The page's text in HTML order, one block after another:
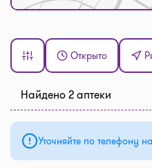
Открыто
Найдено 2 аптеки
Уточняйте по телефону